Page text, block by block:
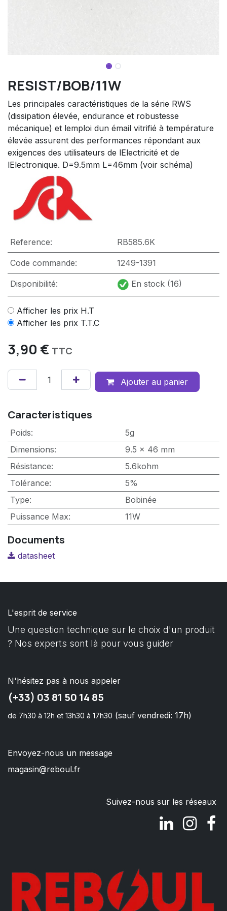
RESIST/BOB/11W
Les principales caractéristiques de la série RWS
(dissipation élevée, endurance et robustesse
mécanique) et lemploi dun émail vitrifié à température
élevée assurent des performances répondant aux
exigences des utilisateurs de lElectricité et de
lElectronique. D=9.5mm L=46mm (voir schéma)
Reference: RB585.6K
Code commande: 1249-1391
Disponibilité: En stock (16)
Afficher les prix H.T
Afficher les prix T.T.C
3,90 € TTC
Ajouter au panier
Caracteristiques
Poids:
5g
Dimensions:
9.5 x 46 mm
Résistance:
5.6kohm
Tolérance:
5%
Type:
Bobinée
Puissance Max: 11W
Documents
datasheet
L'esprit de service
Une question technique sur le choix d'un produit
? Nos experts sont là pour vous guider
N'hésitez pas à nous appeler
(+33) 03 81 50 14 85
de 7h30 à 12h et 13h30 à 17h30 (sauf vendredi: 17h)
Envoyez-nous un message
magasin@reboul.fr
Suivez-nous sur les réseaux